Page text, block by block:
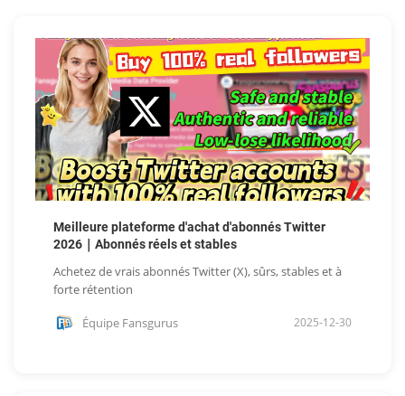
Meilleure plateforme d'achat d'abonnés Twitter
2026｜Abonnés réels et stables
Achetez de vrais abonnés Twitter (X), sûrs, stables et à
forte rétention
Équipe Fansgurus 2025-12-30